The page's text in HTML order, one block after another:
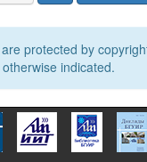
protected by
indicated.